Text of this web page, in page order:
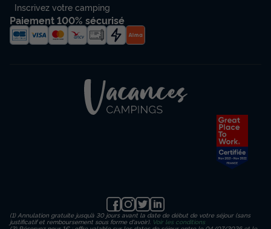
Inscrivez votre camping
Paiement 100% sécurisé
(1) Annulation gratuite jusqu’à 30 jours avant la date de début de votre séjour (sans
justificatif et remboursement sous forme d'avoir). Voir les conditions